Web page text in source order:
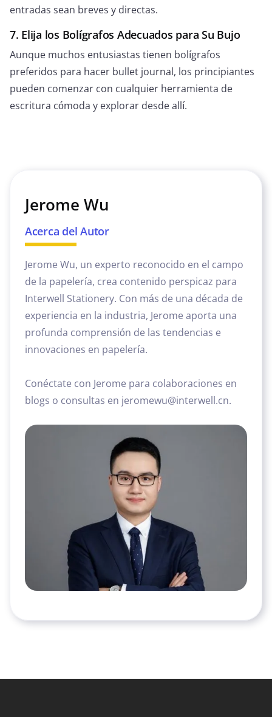
entradas sean breves y directas.
7. Elija los Bolígrafos Adecuados para Su Bujo
Aunque muchos entusiastas tienen bolígrafos
preferidos para hacer bullet journal, los principiantes
pueden comenzar con cualquier herramienta de
escritura cómoda y explorar desde allí.
Jerome Wu
Acerca del Autor
Jerome Wu, un experto reconocido en el campo
de la papelería, crea contenido perspicaz para
Interwell Stationery. Con más de una década de
experiencia en la industria, Jerome aporta una
profunda comprensión de las tendencias e
innovaciones en papelería.
Conéctate con Jerome para colaboraciones en
blogs o consultas en jeromewu@interwell.cn.